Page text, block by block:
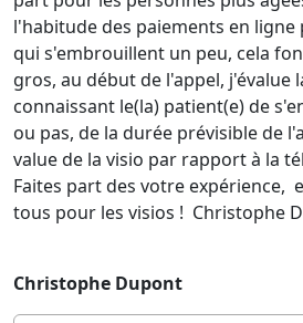
l'habitude des paiements en
qui s'embrouillent un peu, cela
gros, au début de l'appel, j'évalue
connaissant le(la) patient(e) de
ou pas, de la durée prévisible de
value de la visio par rapport à la
Faites part des votre expérience,
tous pour les visios ! Christophe
Christophe Dupont